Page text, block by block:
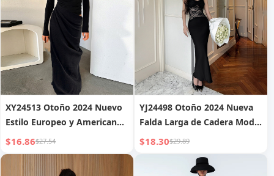
XY24513 Otoño 2024 Nuevo
Estilo Europeo y Americano
Elegante Sexy Delgado
Vestido Fruncido Hueco de
Hombros Descubiertos para
$16.86$27.54
YJ24498 Otoño 2024 Nueva
Falda Larga de Cadera Moda
Sexy Chica Caliente Vestido
Delgado sin Tirantes de
Encaje para Mujer
$18.30$29.89